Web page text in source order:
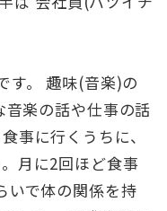
す。 趣味(音楽)の
楽の話や仕事の話
事に行くうちに、
月に2回ほど食事
いで体の関係を持